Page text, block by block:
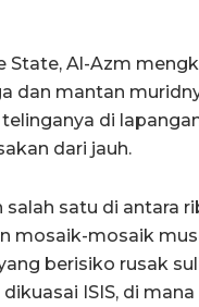
State, Al-Azm
dan mantan
di
dari jauh.
satu di antara
mosaik-mosaik
berisiko rusak
ISIS, di